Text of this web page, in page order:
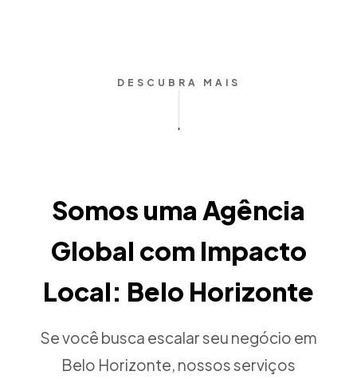
DESCUBRA MAIS
Somos uma Agência
Global com Impacto
Local: Belo Horizonte
Se você busca escalar seu negócio em
Belo Horizonte, nossos serviços